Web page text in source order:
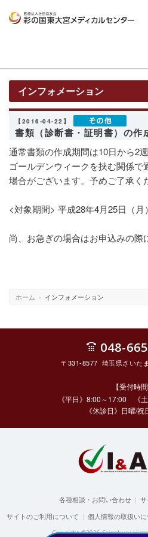
メディカルセンター
インフォメーション
【2016-04-22】
書類（診断書・証明書）の作
通常書類の作成期間は10日から2
ゴールデンウィークを挟む関係で
場合がございます。予めご了承く
<対象期間> 平成28年4月25日（月
尚、お急ぎの場合はお申込みの際
ホーム » インフォメーション
048-
〒331-8577 埼玉県さいた
【受付時間
《平日》8:00～17:00 《
《休診日》日曜/
各種相談・お問い合わせ |
サイトのご利用について | 個人情報の取扱い
Copyright ©2026 Sainokuni